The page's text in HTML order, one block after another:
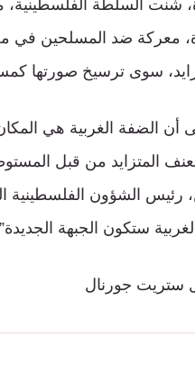
شنت السلطة الفلسطينية،
ضد المسلحين في
سوى ترسيخ صورتها
الضفة الغربية هي
المتزايد من قبل
رئيس الشؤون الفلسطينية
ستكون الجبهة
ستريت جورنال